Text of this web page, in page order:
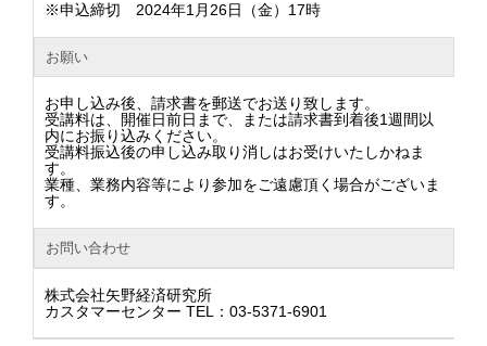
※申込締切 2024年1月26日（金）17時
お願い
お申し込み後、請求書を郵送でお送り致します。
受講料は、開催日前日まで、または請求書到着後1週間以
内にお振り込みください。
受講料振込後の申し込み取り消しはお受けいたしかねま
す。
業種、業務内容等により参加をご遠慮頂く場合がございま
す。
お問い合わせ
株式会社矢野経済研究所
カスタマーセンター TEL：03-5371-6901